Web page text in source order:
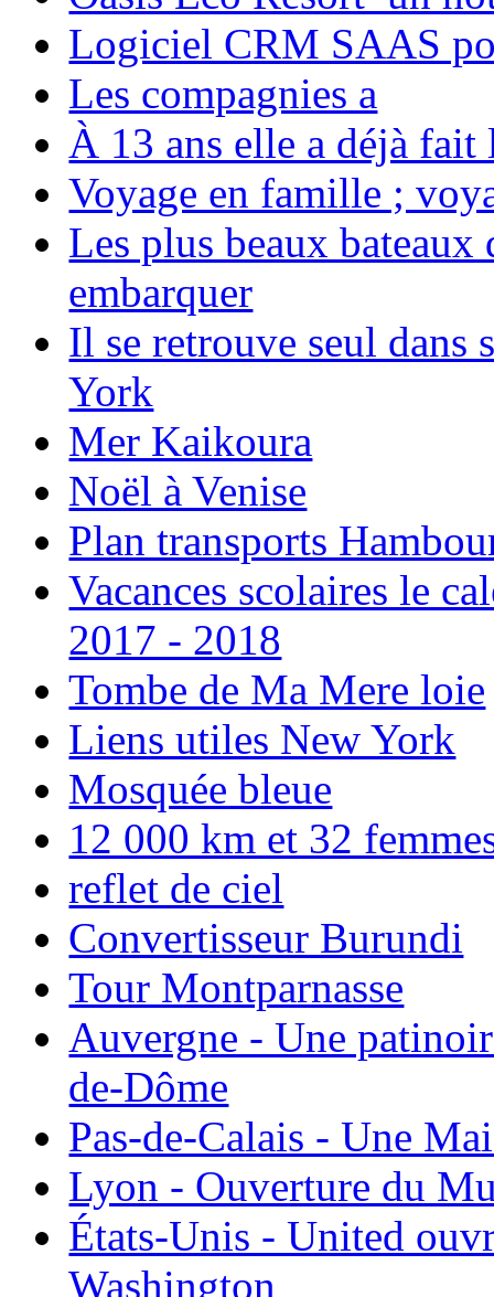
Logiciel CRM SAAS
Les compagnies a
À 13 ans elle a déjà
Voyage en famille ;
Les plus beaux bateaux
embarquer
Il se retrouve seul dans
York
Mer Kaikoura
Noël à Venise
Plan transports
Vacances scolaires le
2017 - 2018
Tombe de Ma Mere loie
Liens utiles New York
Mosquée bleue
12 000 km et 32
reflet de ciel
Convertisseur Burundi
Tour Montparnasse
Auvergne - Une
de-Dôme
Pas-de-Calais - Une
Lyon - Ouverture du
États-Unis - United
Washington